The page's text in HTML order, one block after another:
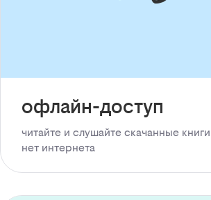
офлайн-доступ
читайте и слушайте скачанные
нет интернета